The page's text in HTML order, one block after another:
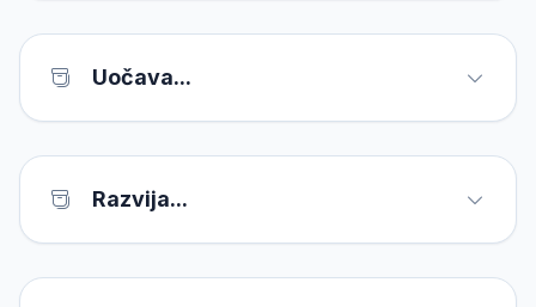
Uočava...
Razvija...